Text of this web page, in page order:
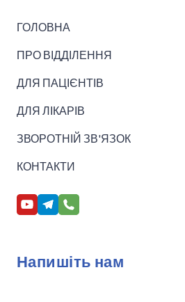
ГОЛОВНА
ПРО ВІДДІЛЕННЯ
ДЛЯ ПАЦІЄНТІВ
ДЛЯ ЛІКАРІВ
ЗВОРОТНІЙ ЗВ'ЯЗОК
КОНТАКТИ
Напишіть нам